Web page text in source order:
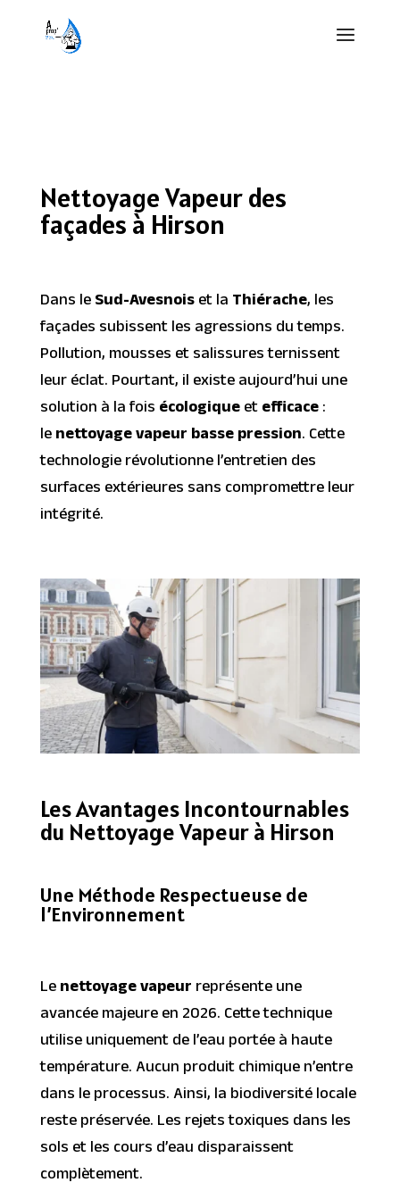
Nettoyage Vapeur des
façades à Hirson
Dans leSud-Avesnoiset laThiérache, les
façades subissent les agressions du temps.
Pollution, mousses et salissures ternissent
leur éclat. Pourtant, il existe aujourd’hui une
solution à la foisécologiqueetefficace:
lenettoyage vapeur basse pression. Cette
technologie révolutionne l’entretien des
surfaces extérieures sans compromettre leur
intégrité.
Les Avantages Incontournables
du Nettoyage Vapeur à Hirson
Une Méthode Respectueuse de
l’Environnement
Lenettoyage vapeurreprésente une
avancée majeure en 2026. Cette technique
utilise uniquement de l’eau portée à haute
température. Aucun produit chimique n’entre
dans le processus. Ainsi, la biodiversité locale
reste préservée. Les rejets toxiques dans les
sols et les cours d’eau disparaissent
complètement.